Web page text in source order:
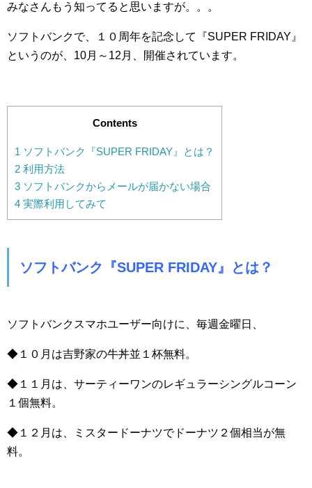
みなさんもう知ってると思いますが。。。
ソフトバンクで、１０周年を記念して『SUPER FRIDAY』
というのが、10月～12月、開催されています。
Contents
1 ソフトバンク『SUPER FRIDAY』とは？
2 利用方法
3 ソフトバンクからメールが届かない場合
4 実際利用してみて
ソフトバンク『SUPER FRIDAY』とは？
ソフトバンクスマホユーザー向けに、毎週金曜日、
◆１０月は吉野家の牛丼並１杯無料。
◆１１月は、サーティーワンのレギュラーシングルコーン
１個無料。
◆１２月は、ミスタードーナツでドーナツ２個相当が無
料。